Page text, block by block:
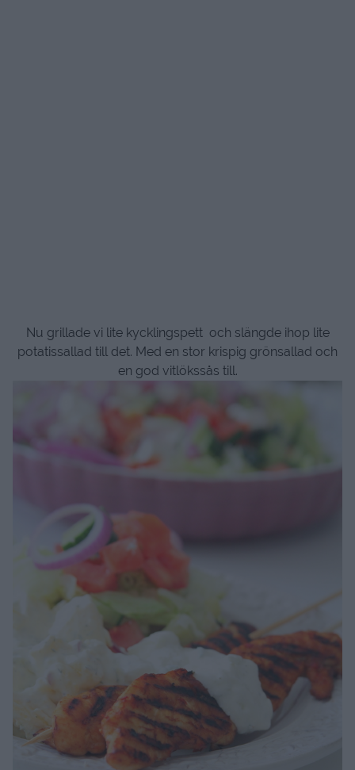
Nu grillade vi lite kycklingspett och slängde ihop lite
potatissallad till det. Med en stor krispig grönsallad och
en god vitlökssås till.